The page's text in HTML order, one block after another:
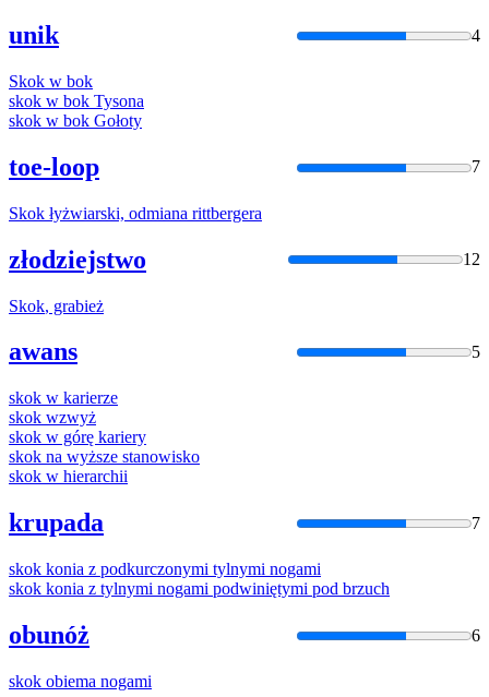
unik 4
Skok w bok
skok w bok Tysona
skok w bok Gołoty
toe-loop 7
Skok łyżwiarski, odmiana rittbergera
złodziejstwo 12
Skok, grabież
awans 5
skok w karierze
skok wzwyż
skok w górę kariery
skok na wyższe stanowisko
skok w hierarchii
krupada 7
skok konia z podkurczonymi tylnymi nogami
skok konia z tylnymi nogami podwiniętymi pod brzuch
obunóż 6
skok obiema nogami